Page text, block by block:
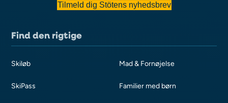
Tilmeld dig Stötens nyhedsbrev
Find den rigtige
Skiløb
SkiPass
Mad & Fornøjelse
Familier med børn